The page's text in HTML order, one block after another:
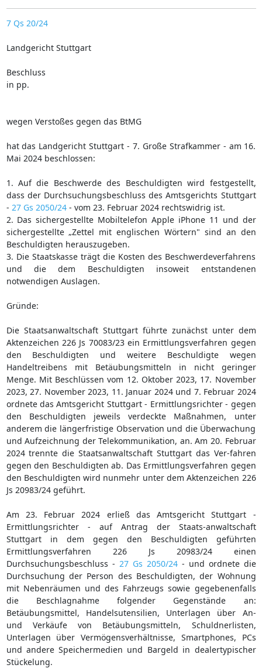
7 Qs 20/24
Landgericht Stuttgart
Beschluss
in pp.
wegen Verstoßes gegen das BtMG
hat das Landgericht Stuttgart - 7. Große Strafkammer - am 16.
Mai 2024 beschlossen:
1. Auf die Beschwerde des Beschuldigten wird festgestellt,
dass der Durchsuchungsbeschluss des Amtsgerichts Stuttgart
- 27 Gs 2050/24- vom 23. Februar 2024 rechtswidrig ist.
2. Das sichergestellte Mobiltelefon Apple iPhone 11 und der
sichergestellte „Zettel mit englischen Wörtern" sind an den
Beschuldigten herauszugeben.
3. Die Staatskasse trägt die Kosten des Beschwerdeverfahrens
und die dem Beschuldigten insoweit entstandenen
notwendigen Auslagen.
Gründe:
Die Staatsanwaltschaft Stuttgart führte zunächst unter dem
Aktenzeichen 226 Js 70083/23 ein Ermittlungsverfahren gegen
den Beschuldigten und weitere Beschuldigte wegen
Handeltreibens mit Betäubungsmitteln in nicht geringer
Menge. Mit Beschlüssen vom 12. Oktober 2023, 17. November
2023, 27. November 2023, 11. Januar 2024 und 7. Februar 2024
ordnete das Amtsgericht Stuttgart - Ermittlungsrichter - gegen
den Beschuldigten jeweils verdeckte Maßnahmen, unter
anderem die längerfristige Observation und die Überwachung
und Aufzeichnung der Telekommunikation, an. Am 20. Februar
2024 trennte die Staatsanwaltschaft Stuttgart das Ver-fahren
gegen den Beschuldigten ab. Das Ermittlungsverfahren gegen
den Beschuldigten wird nunmehr unter dem Aktenzeichen 226
Js 20983/24 geführt.
Am 23. Februar 2024 erließ das Amtsgericht Stuttgart -
Ermittlungsrichter - auf Antrag der Staats-anwaltschaft
Stuttgart in dem gegen den Beschuldigten geführten
Ermittlungsverfahren 226 Js 20983/24 einen
Durchsuchungsbeschluss - 27 Gs 2050/24- und ordnete die
Durchsuchung der Person des Beschuldigten, der Wohnung
mit Nebenräumen und des Fahrzeugs sowie gegebenenfalls
die Beschlagnahme folgender Gegenstände an:
Betäubungsmittel, Handelsutensilien, Unterlagen über An-
und Verkäufe von Betäubungsmitteln, Schuldnerlisten,
Unterlagen über Vermögensverhältnisse, Smartphones, PCs
und andere Speichermedien und Bargeld in dealertypischer
Stückelung.